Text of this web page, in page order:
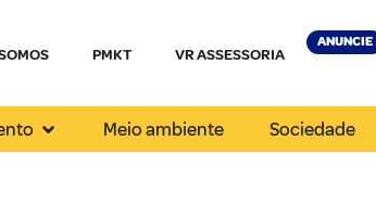
PMKT VR ASSESSORIA
ANUNCIE
Meio ambiente Sociedade